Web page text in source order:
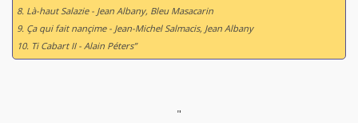
8. Là-haut Salazie - Jean Albany, Bleu Masacarin
9. Ça qui fait nançime - Jean-Michel Salmacis, Jean Albany
10. Ti Cabart II - Alain Péters”
"